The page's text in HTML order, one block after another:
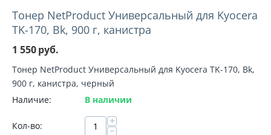
Тонер NetProduct Универсальный для Kyocera
TK-170, Bk, 900 г, канистра
1 550руб.
Тонер NetProduct Универсальный для Kyocera TK-170, Bk,
900 г, канистра, черный
Наличие:
В наличии
Кол-во: +
−